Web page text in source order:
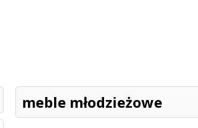
meble młodzieżowe